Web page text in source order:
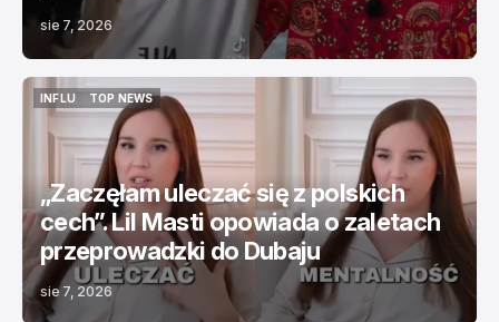
sie 7, 2026
INFLU
INFLU
TOP NEWS
TOP NEWS
„Zaczęłam uleczać się z polskich
cech”. Lil Masti opowiada o zaletach
przeprowadzki do Dubaju
sie 7, 2026